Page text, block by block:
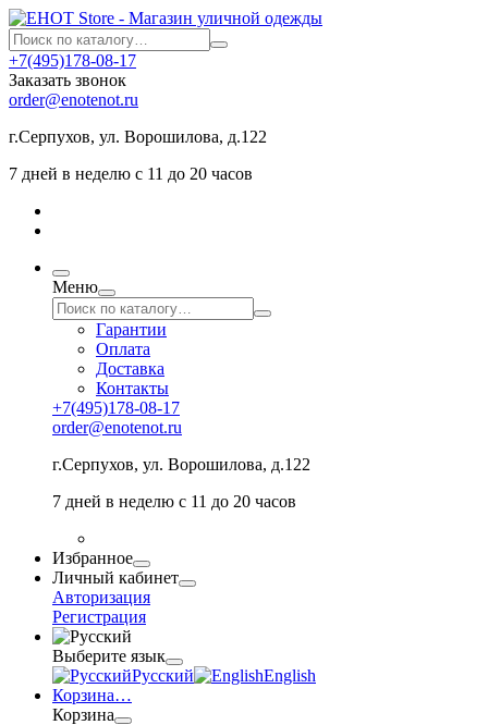
+7(495)178-08-17
Заказать звонок
order@enotenot.ru
г.Серпухов, ул. Ворошилова, д.122
7 дней в неделю с 11 до 20 часов
Меню
Гарантии
Оплата
Доставка
Контакты
+7(495)178-08-17
order@enotenot.ru
г.Серпухов, ул. Ворошилова, д.122
7 дней в неделю с 11 до 20 часов
Избранное
Личный кабинет
Авторизация
Регистрация
Выберите язык
Русский
English
Корзина…
Корзина